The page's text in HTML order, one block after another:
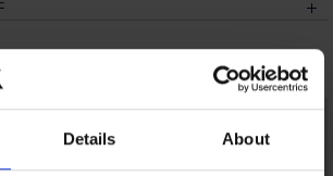
Details About
by sa vám páčiť
LIMITED